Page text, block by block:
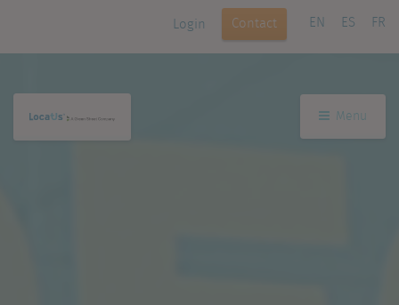
Login Contact EN ES FR
Menu